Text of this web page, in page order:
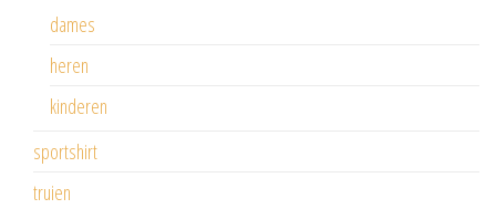
dames
heren
kinderen
sportshirt
truien